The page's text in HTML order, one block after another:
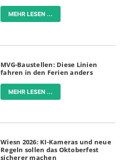
MEHR LESEN ...
MVG-Baustellen: Diese Linien
fahren in den Ferien anders
MEHR LESEN ...
Wiesn 2026: KI-Kameras und neue
Regeln sollen das Oktoberfest
sicherer machen